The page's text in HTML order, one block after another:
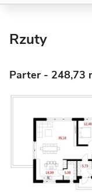
Rzuty
Parter - 248,73